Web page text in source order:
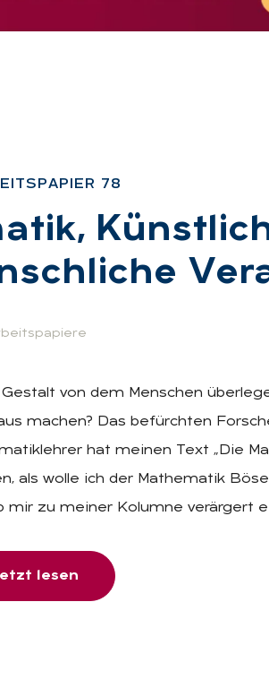
78
von dem Menschen
machen? Das befürchten
hat meinen Text „Die
als wolle ich der Mathematik
mir zu meiner Kolumne verärgert
lesen